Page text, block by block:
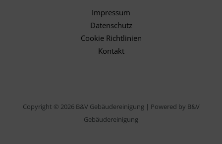
Impressum
Datenschutz
Cookie Richtlinien
Kontakt
Copyright © 2026 B&V Gebäudereinigung | Powered by B&V
Gebäudereinigung